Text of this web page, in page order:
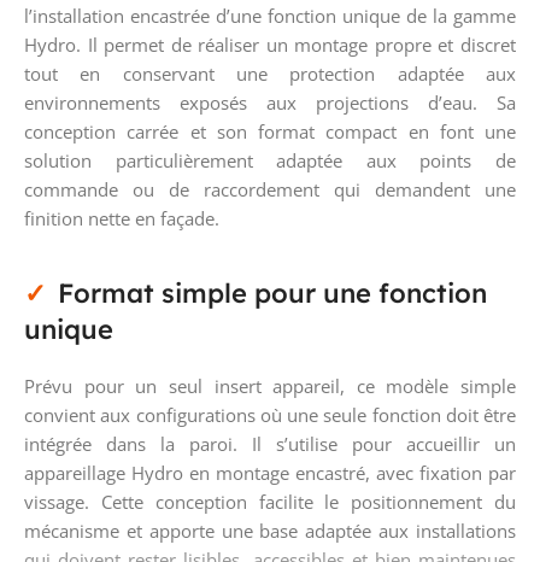
l’installation encastrée d’une fonction unique de la gamme
Hydro. Il permet de réaliser un montage propre et discret
tout en conservant une protection adaptée aux
environnements exposés aux projections d’eau. Sa
conception carrée et son format compact en font une
solution particulièrement adaptée aux points de
commande ou de raccordement qui demandent une
finition nette en façade.
Format simple pour une fonction
unique
Prévu pour un seul insert appareil, ce modèle simple
convient aux configurations où une seule fonction doit être
intégrée dans la paroi. Il s’utilise pour accueillir un
appareillage Hydro en montage encastré, avec fixation par
vissage. Cette conception facilite le positionnement du
mécanisme et apporte une base adaptée aux installations